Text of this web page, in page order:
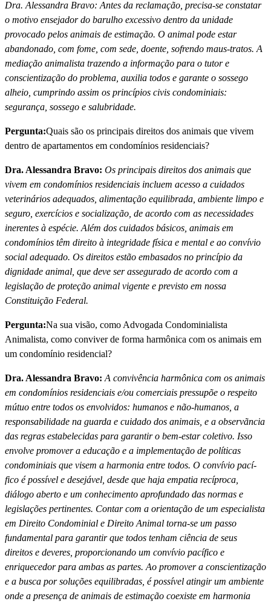
Dra. Alessandra Bravo: Antes da reclamação, precisa-se constatar
o motivo ensejador do barulho excessivo dentro da unidade
provocado pelos animais de estimação. O animal pode estar
abandonado, com fome, com sede, doente, sofrendo maus-tratos. A
mediação animalista trazendo a informação para o tutor e
conscientização do problema, auxilia todos e garante o sossego
alheio, cumprindo assim os princí­pios civis condominiais:
segurança, sossego e salubridade.
Pergunta:Quais são os principais direitos dos animais que vivem
dentro de apartamentos em condomí­nios residenciais?
Dra. Alessandra Bravo: Os principais direitos dos animais que
vivem em condomí­nios residenciais incluem acesso a cuidados
veterinários adequados, alimentação equilibrada, ambiente limpo e
seguro, exercí­cios e socialização, de acordo com as necessidades
inerentes à espécie. Além dos cuidados básicos, animais em
condomí­nios têm direito à integridade fí­sica e mental e ao conví­vio
social adequado. Os direitos estão embasados no princí­pio da
dignidade animal, que deve ser assegurado de acordo com a
legislação de proteção animal vigente e previsto em nossa
Constituição Federal.
Pergunta:Na sua visão, como Advogada Condominialista
Animalista, como conviver de forma harmônica com os animais em
um condomí­nio residencial?
Dra. Alessandra Bravo: A convivência harmônica com os animais
em condomí­nios residenciais e/ou comerciais pressupõe o respeito
mútuo entre todos os envolvidos: humanos e não-humanos, a
responsabilidade na guarda e cuidado dos animais, e a observãncia
das regras estabelecidas para garantir o bem-estar coletivo. Isso
envolve promover a educação e a implementação de polí­ticas
condominiais que visem a harmonia entre todos. O conví­vio pací­
fico é possí­vel e desejável, desde que haja empatia recí­proca,
diálogo aberto e um conhecimento aprofundado das normas e
legislações pertinentes. Contar com a orientação de um especialista
em Direito Condominial e Direito Animal torna-se um passo
fundamental para garantir que todos tenham ciência de seus
direitos e deveres, proporcionando um conví­vio pací­fico e
enriquecedor para ambas as partes. Ao promover a conscientização
e a busca por soluções equilibradas, é possí­vel atingir um ambiente
onde a presença de animais de estimação coexiste em harmonia